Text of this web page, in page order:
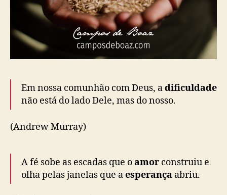
Em nossa comunhão com Deus, adificuldade
não está do lado Dele, mas do nosso.
(Andrew Murray)
A fé sobe as escadas que oamor construiu e
olha pelas janelas que aesperança abriu.